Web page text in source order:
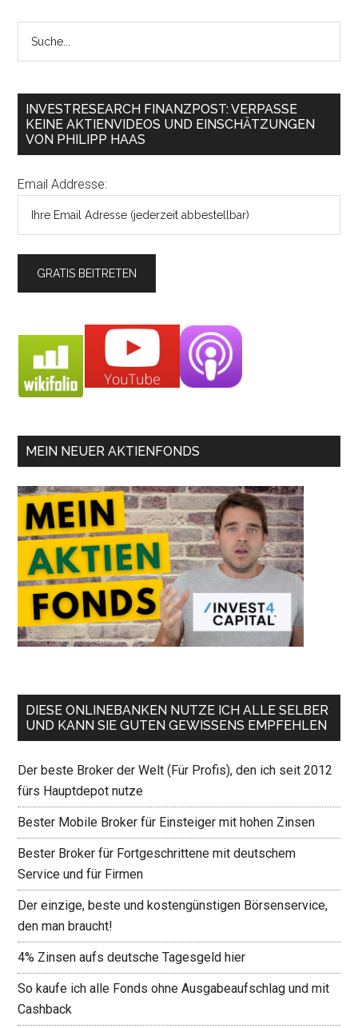
INVESTRESEARCH FINANZPOST: VERPASSE
KEINE AKTIENVIDEOS UND EINSCHÄTZUNGEN
VON PHILIPP HAAS
Email Addresse:
MEIN NEUER AKTIENFONDS
DIESE ONLINEBANKEN NUTZE ICH ALLE SELBER
UND KANN SIE GUTEN GEWISSENS EMPFEHLEN
Der beste Broker der Welt (Für Profis), den ich seit 2012
fürs Hauptdepot nutze
Bester Mobile Broker für Einsteiger mit hohen Zinsen
Bester Broker für Fortgeschrittene mit deutschem
Service und für Firmen
Der einzige, beste und kostengünstigen Börsenservice,
den man braucht!
4% Zinsen aufs deutsche Tagesgeld hier
So kaufe ich alle Fonds ohne Ausgabeaufschlag und mit
Cashback